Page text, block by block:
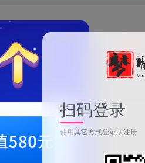
关注
0
扫码登录
使用其它方式登录或注册